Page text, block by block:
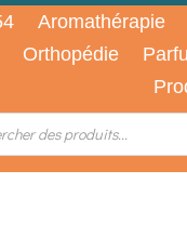
Aromathérapie
Orthopédie